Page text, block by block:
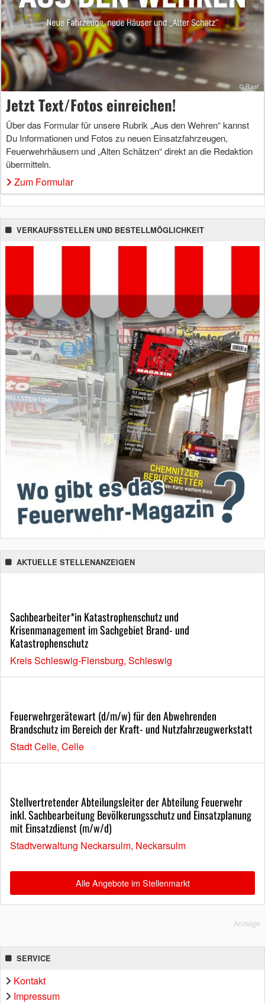
Jetzt Text/Fotos einreichen!
Über das Formular für unsere Rubrik „Aus den Wehren“ kannst
Du Informationen und Fotos zu neuen Einsatzfahrzeugen,
Feuerwehrhäusern und „Alten Schätzen“ direkt an die Redaktion
übermitteln.
Zum Formular
VERKAUFSSTELLEN UND BESTELLMÖGLICHKEIT
AKTUELLE STELLENANZEIGEN
Sachbearbeiter*in Katastrophenschutz und
Krisenmanagement im Sachgebiet Brand- und
Katastrophenschutz
Kreis Schleswig-Flensburg, Schleswig
Feuerwehrgerätewart (d/m/w) für den Abwehrenden
Brandschutz im Bereich der Kraft- und Nutzfahrzeugwerkstatt
Stadt Celle, Celle
Stellvertretender Abteilungsleiter der Abteilung Feuerwehr
inkl. Sachbearbeitung Bevölkerungsschutz und Einsatzplanung
mit Einsatzdienst (m/w/d)
Stadtverwaltung Neckarsulm, Neckarsulm
Alle Angebote im Stellenmarkt
Anzeige
SERVICE
Kontakt
Impressum